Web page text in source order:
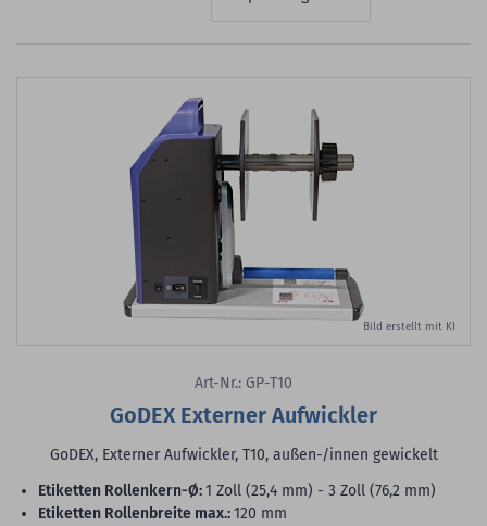
Bild erstellt mit KI
Art-Nr.: GP-T10
GoDEX Externer Aufwickler
GoDEX, Externer Aufwickler, T10, außen-/innen gewickelt
Etiketten Rollenkern-Ø:1 Zoll (25,4 mm) - 3 Zoll (76,2 mm)
Etiketten Rollenbreite max.:120 mm